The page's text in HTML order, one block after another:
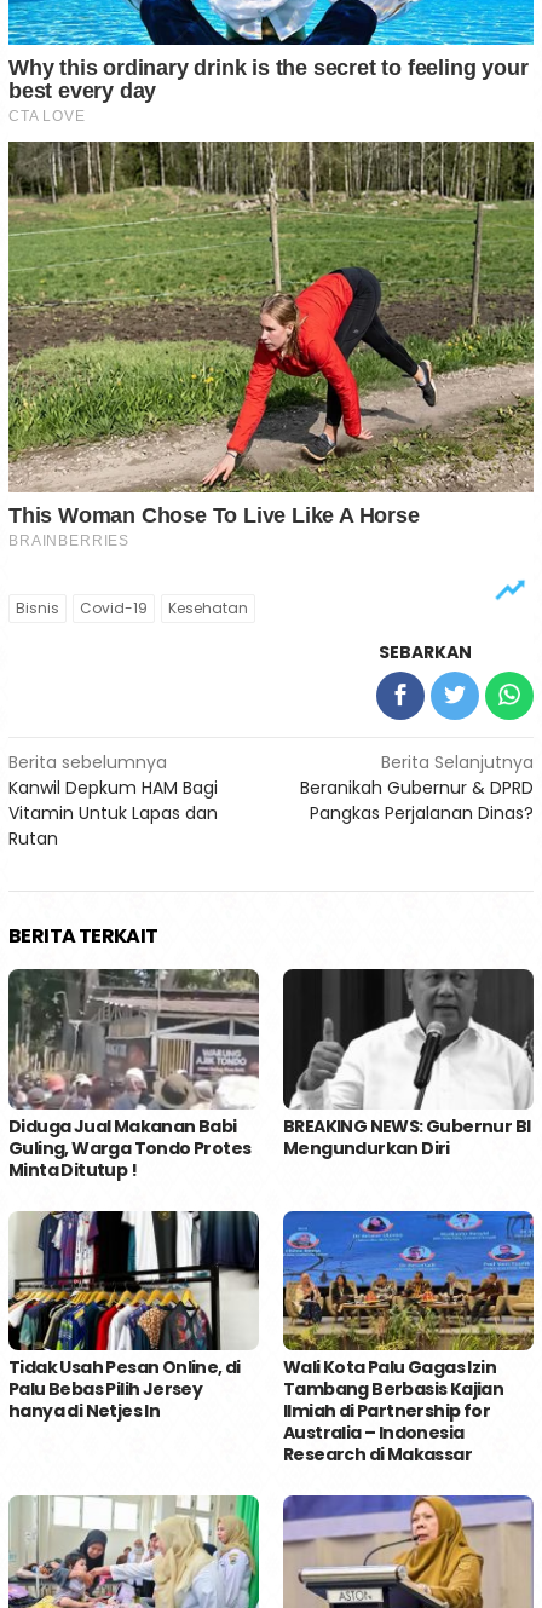
Bisnis Covid-19 Kesehatan
SEBARKAN
Navigasi
pos
Berita sebelumnya
Kanwil Depkum HAM Bagi
Vitamin Untuk Lapas dan
Rutan
Berita Selanjutnya
Beranikah Gubernur & DPRD
Pangkas Perjalanan Dinas?
BERITA TERKAIT
Diduga Jual Makanan Babi
Guling, Warga Tondo Protes
Minta Ditutup !
BREAKING NEWS: Gubernur BI
Mengundurkan Diri
Tidak Usah Pesan Online, di
Palu Bebas Pilih Jersey
hanya di Netjes In
Wali Kota Palu Gagas Izin
Tambang Berbasis Kajian
Ilmiah di Partnership for
Australia – Indonesia
Research di Makassar